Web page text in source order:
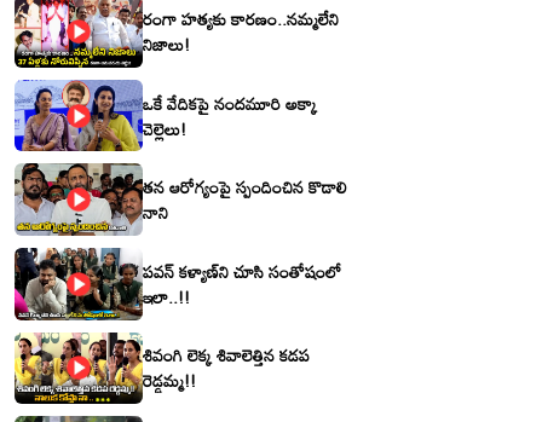
రంగా హత్యకు కారణం..నమ్మలేని
నిజాలు!
ఒకే వేదికపై నందమూరి అక్కా
చెల్లెలు!
తన ఆరోగ్యంపై స్పందించిన కొడాలి
నాని
పవన్ కళ్యాణ్‌ని చూసి సంతోషంలో
ఇలా..!!
శివంగి లెక్క శివాలెత్తిన కడప
రెడ్డమ్మ!!